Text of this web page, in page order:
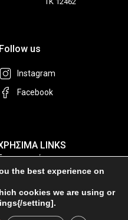
LINKS
Policy
Ερωτήσεις
Follow us
Instagram
Facebook
the best experience on
cookies we are using or
setting].